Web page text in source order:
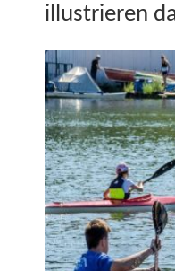
illus­tri­eren